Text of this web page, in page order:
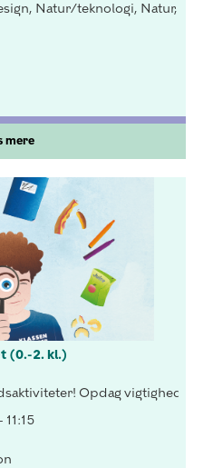
Natur/teknologi, Natur,
mere
(0.-2. kl.)
Opdag vigtigheden